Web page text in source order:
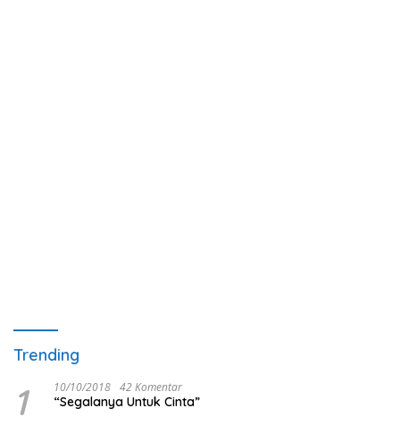
Trending
1 10/10/2018 42 Komentar
“Segalanya Untuk Cinta”